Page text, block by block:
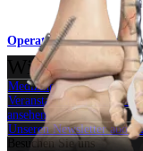
Operationsverfahren
Wie können
Medizinproduktberater:in
Veranstaltungen, Lab-
ansehen
Unseren Newsletter
Besuchen Sie uns